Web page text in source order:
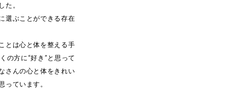
た。
選ぶことができる存在
とは心と体を整える手
の方に“好き”と思って
さんの心と体をきれい
っています。